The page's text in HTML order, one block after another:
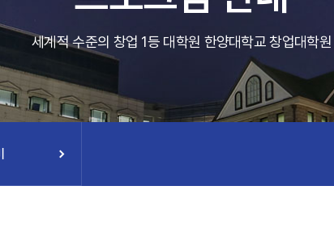
세계적 수준의 창업 1등 대학원 한양대학교 창업대학원